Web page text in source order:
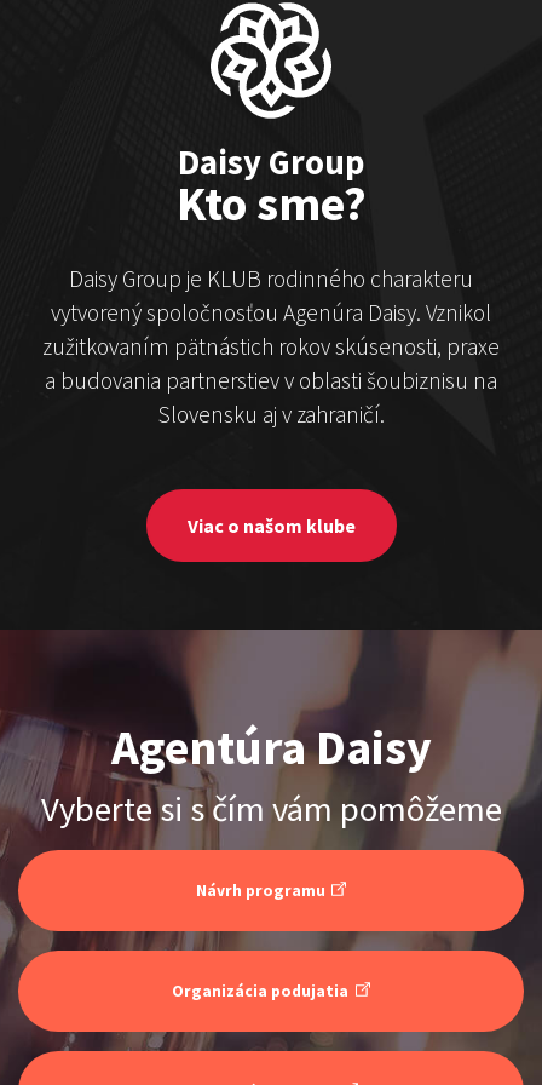
Čekovský vs. Hudák
Show program
Stand-up & Juraj „ŠOKO”
Tabaček
ŠOKO & LUKY
Show program
Juraj Šoko Tabaček
Lukáš Adamec
Daisy Group
Kto sme?
Daisy Group je KLUB rodinného charakteru
vytvorený spoločnosťou Agenúra Daisy. Vznikol
zužitkovaním pätnástich rokov skúsenosti, praxe
a budovania partnerstiev v oblasti šoubiznisu na
Slovensku aj v zahraničí.
Viac o našom klube
Agentúra Daisy
Vyberte si s čím vám pomôžeme
Návrh programu
Organizácia podujatia